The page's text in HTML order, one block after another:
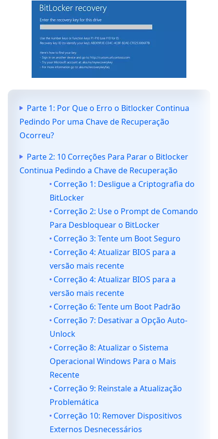
Parte 1: Por Que o Erro o Bitlocker Continua
Pedindo Por uma Chave de Recuperação
Ocorreu?
Parte 2: 10 Correções Para Parar o Bitlocker
Continua Pedindo a Chave de Recuperação
Correção 1: Desligue a Criptografia do
BitLocker
Correção 2: Use o Prompt de Comando
Para Desbloquear o BitLocker
Correção 3: Tente um Boot Seguro
Correção 4: Atualizar BIOS para a
versão mais recente
Correção 4: Atualizar BIOS para a
versão mais recente
Correção 6: Tente um Boot Padrão
Correção 7: Desativar a Opção Auto-
Unlock
Correção 8: Atualizar o Sistema
Operacional Windows Para o Mais
Recente
Correção 9: Reinstale a Atualização
Problemática
Correção 10: Remover Dispositivos
Externos Desnecessários